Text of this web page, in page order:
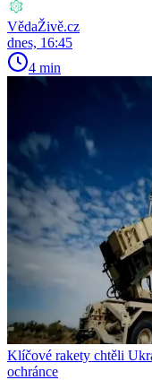
VědaŽivě.cz
dnes, 16:45
4 min
Klíčové rakety chtěli
ochránce